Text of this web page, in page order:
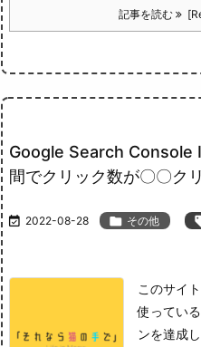
記事を読む
Google Search Console
間でクリック数が〇〇ク
 2022-08-28  その他
このサイ
使ってい
ンを達成